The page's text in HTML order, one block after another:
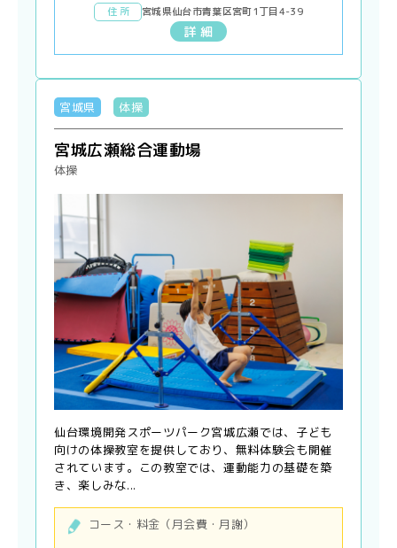
住 所 宮城県仙台市青葉区宮町1丁目4-39
詳 細
宮城県 体操
宮城広瀬総合運動場
体操
仙台環境開発スポーツパーク宮城広瀬では、子ども
向けの体操教室を提供しており、無料体験会も開催
されています。この教室では、運動能力の基礎を築
き、楽しみな...
コース・料金（月会費・月謝）